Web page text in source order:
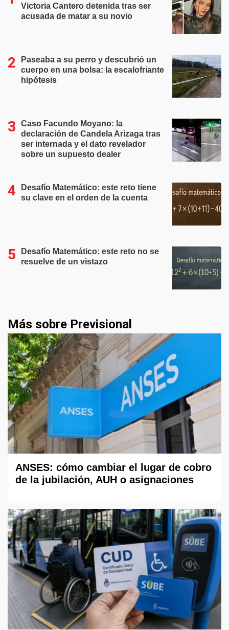
Victoria Cantero detenida tras ser
acusada de matar a su novio
Paseaba a su perro y descubrió un
cuerpo en una bolsa: la escalofriante
hipótesis
Caso Facundo Moyano: la
declaración de Candela Arizaga tras
ser internada y el dato revelador
sobre un supuesto dealer
Desafío Matemático: este reto tiene
su clave en el orden de la cuenta
Desafío Matemático: este reto no se
resuelve de un vistazo
Más sobre Previsional
ANSES: cómo cambiar el lugar de cobro
de la jubilación, AUH o asignaciones